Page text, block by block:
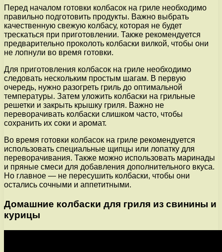
Перед началом готовки колбасок на гриле необходимо
правильно подготовить продукты. Важно выбрать
качественную свежую колбасу, которая не будет
трескаться при приготовлении. Также рекомендуется
предварительно проколоть колбаски вилкой, чтобы они
не лопнули во время готовки.
Для приготовления колбасок на гриле необходимо
следовать нескольким простым шагам. В первую
очередь, нужно разогреть гриль до оптимальной
температуры. Затем уложить колбаски на грильные
решетки и закрыть крышку гриля. Важно не
переворачивать колбаски слишком часто, чтобы
сохранить их соки и аромат.
Во время готовки колбасок на гриле рекомендуется
использовать специальные щипцы или лопатку для
переворачивания. Также можно использовать маринады
и пряные смеси для добавления дополнительного вкуса.
Но главное — не пересушить колбаски, чтобы они
остались сочными и аппетитными.
Домашние колбаски для гриля из свинины и
курицы